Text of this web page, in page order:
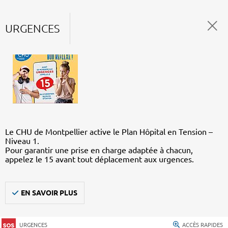
URGENCES
Le CHU de Montpellier active le Plan Hôpital en Tension –
Niveau 1.
Pour garantir une prise en charge adaptée à chacun,
appelez le 15 avant tout déplacement aux urgences.
EN SAVOIR PLUS
URGENCES ACCÈS RAPIDES